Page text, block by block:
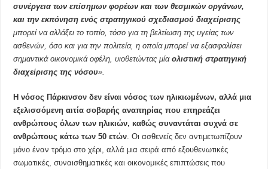
συνέργεια των επίσημων φορέων και των θεσμικών οργάνων,
καιτην εκπόνησηενόςστρατηγικού σχεδιασμού διαχείρισης
μπορεί να αλλάξει το τοπίο , τόσο για τη βελτίωση της υγείας των
ασθενών, όσο και για την πολιτεία, η οποία μπορεί να εξασφαλίσει
σημαντικά οικονομικά οφέλη, υιοθετώντας μίαολιστική στρατηγική
διαχείρισης της νόσου».
Η νόσος Πάρκινσον δεν είναι νόσος των ηλικιωμένων, αλλά μια
εξελισσόμενη αιτία σοβαρής αναπηρίας που επηρεάζει
ανθρώπους όλων των ηλικιών, καθώς συναντάται συχνά σε
ανθρώπους κάτω των 50 ετών . Οι ασθενείς δεν αντιμετωπίζουν
μόνο έναν τρόμο στο χέρι, αλλά μια σειρά από εξουθενωτικές
σωματικές, συναισθηματικές και οικονομικές επιπτώσεις που